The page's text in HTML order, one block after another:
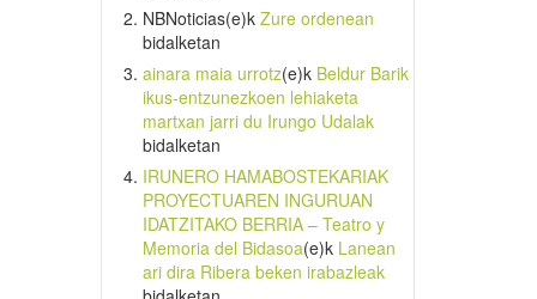
NBNoticias(e)k Zure ordenean
bidalketan
ainara maia urrotz(e)k Beldur Barik
ikus-entzunezkoen lehiaketa
martxan jarri du Irungo Udalak
bidalketan
IRUNERO HAMABOSTEKARIAK
PROYECTUAREN INGURUAN
IDATZITAKO BERRIA – Teatro y
Memoria del Bidasoa(e)k Lanean
ari dira Ribera beken irabazleak